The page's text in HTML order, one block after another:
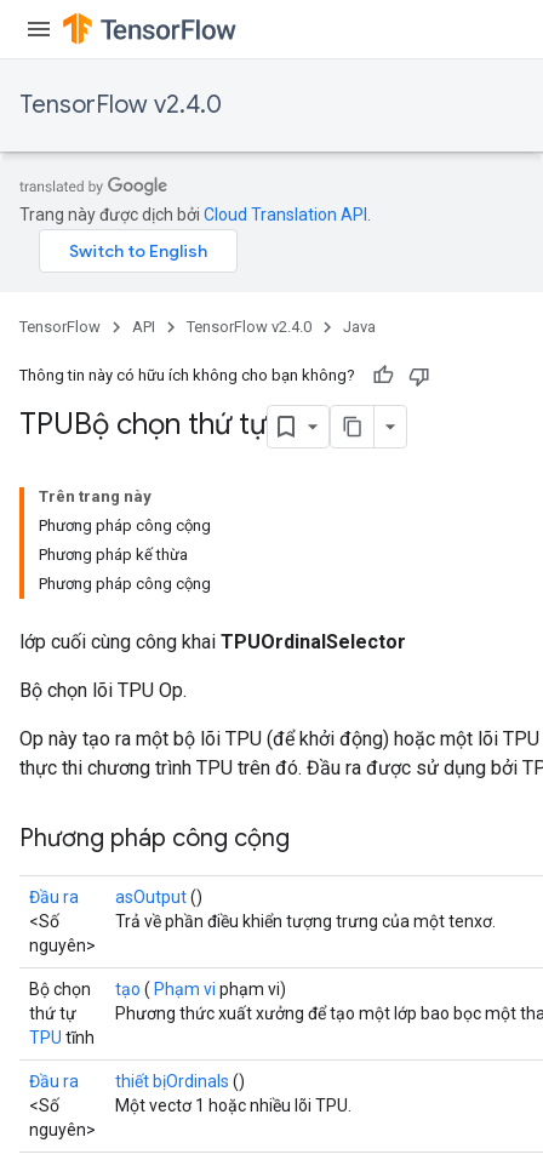
TensorFlow v2.4.0
Trang này được dịch bởi Cloud Translation API
TensorFlow API TensorFlow v2.4.0 Java
Thông tin này có hữu ích không cho bạn không?
TPUBộ chọn thứ tự
Trên trang này
Phương pháp công cộng
Phương pháp kế thừa
Phương pháp công cộng
lớp cuối cùng công khai TPUOrdinalSelector
Bộ chọn lõi TPU Op.
Op này tạo ra một bộ lõi TPU (để khởi động) hoặc một lõi
thực thi chương trình TPU trên đó. Đầu ra được sử dụng bởi
Phương pháp công cộng
Đầu ra
<Số
nguyên>
asOutput()
Trả về phần điều khiển tượng trưng của một tenxơ.
Bộ chọn
thứ tự
TPU tĩnh
tạo ( Phạm vi phạm vi)
Phương thức xuất xưởng để tạo một lớp bao bọc một
Đầu ra
<Số
nguyên>
thiết bịOrdinals ()
Một vectơ 1 hoặc nhiều lõi TPU.